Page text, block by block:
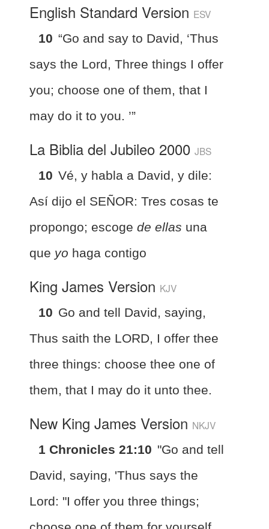
English Standard Version ESV
10 “Go and say to David, ‘Thus
says the Lord, Three things I offer
you; choose one of them, that I
may do it to you. ’”
La Biblia del Jubileo 2000 JBS
10 Vé, y habla a David, y dile:
Así dijo el SEÑOR: Tres cosas te
propongo; escoge de ellas una
que yo haga contigo
King James Version KJV
10 Go and tell David, saying,
Thus saith the LORD, I offer thee
three things: choose thee one of
them, that I may do it unto thee.
New King James Version NKJV
1 Chronicles 21:10 "Go and tell
David, saying, 'Thus says the
Lord: "I offer you three things;